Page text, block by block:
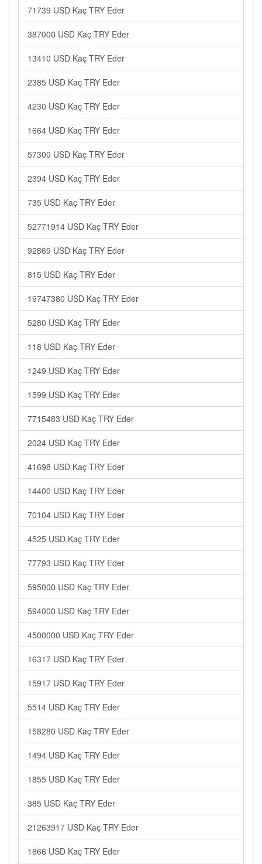
71739 USD Kaç TRY Eder
387000 USD Kaç TRY Eder
13410 USD Kaç TRY Eder
2385 USD Kaç TRY Eder
4230 USD Kaç TRY Eder
1664 USD Kaç TRY Eder
57300 USD Kaç TRY Eder
2394 USD Kaç TRY Eder
735 USD Kaç TRY Eder
52771914 USD Kaç TRY Eder
92869 USD Kaç TRY Eder
815 USD Kaç TRY Eder
19747380 USD Kaç TRY Eder
5280 USD Kaç TRY Eder
118 USD Kaç TRY Eder
1249 USD Kaç TRY Eder
1599 USD Kaç TRY Eder
7715483 USD Kaç TRY Eder
2024 USD Kaç TRY Eder
41698 USD Kaç TRY Eder
14400 USD Kaç TRY Eder
70104 USD Kaç TRY Eder
4525 USD Kaç TRY Eder
77793 USD Kaç TRY Eder
595000 USD Kaç TRY Eder
594000 USD Kaç TRY Eder
4500000 USD Kaç TRY Eder
16317 USD Kaç TRY Eder
15917 USD Kaç TRY Eder
5514 USD Kaç TRY Eder
158280 USD Kaç TRY Eder
1494 USD Kaç TRY Eder
1855 USD Kaç TRY Eder
385 USD Kaç TRY Eder
21263917 USD Kaç TRY Eder
1866 USD Kaç TRY Eder